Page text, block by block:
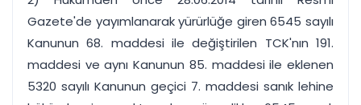
Gazete'de yayımlanarak yürürlüğe giren 6545 sayılı
Kanunun 68. maddesi ile değiştirilen TCK'nın 191.
maddesi ve aynı Kanunun 85. maddesi ile eklenen
5320 sayılı Kanunun geçici 7. maddesi sanık lehine